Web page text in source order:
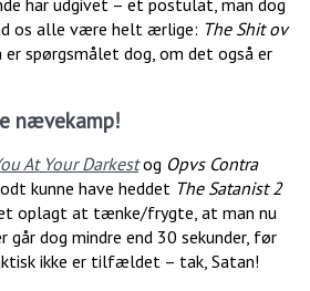
har udgivet – et postulat, man dog
os alle være helt ærlige: The Shit ov
spørgsmålet dog, om det også er
nævekamp!
At Your Darkestog Opvs Contra
kunne have heddet The Satanist 2
oplagt at tænke/frygte, at man nu
går dog mindre end 30 sekunder, før
ikke er tilfældet – tak, Satan!